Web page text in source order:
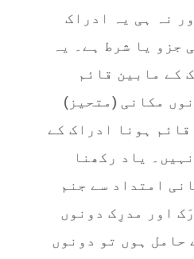
نہ ہی یہ ادراک
جزو یا شرط ہے۔ یہ
کے مابین قائم
مکانی (متحیز)
قائم ہونا ادراک کے
یاد رکھنا
امتداد سے جنم
اور مدرِک دونوں
حامل ہوں تو دونوں